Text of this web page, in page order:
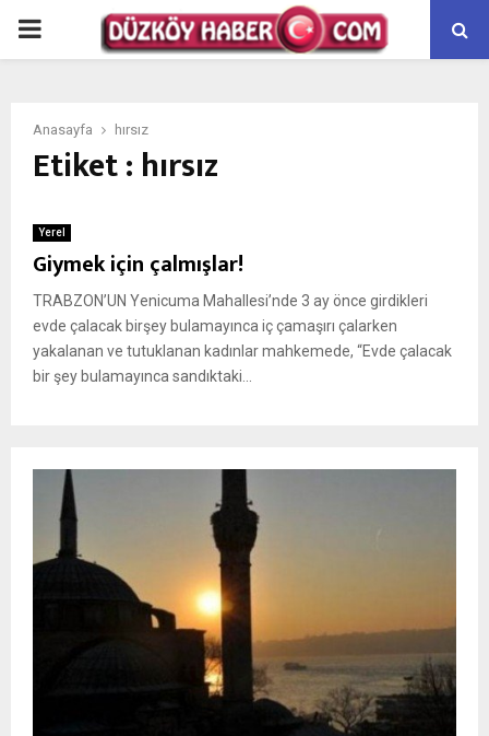
PRIMARY
Anasayfa hırsız
Etiket : hırsız
Yerel
Giymek için çalmışlar!
TRABZON’UN Yenicuma Mahallesi’nde 3 ay önce girdikleri
evde çalacak birşey bulamayınca iç çamaşırı çalarken
yakalanan ve tutuklanan kadınlar mahkemede, “Evde çalacak
bir şey bulamayınca sandıktaki...